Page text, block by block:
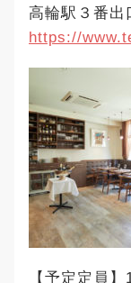
高輪駅３番出
https://
【予定定員